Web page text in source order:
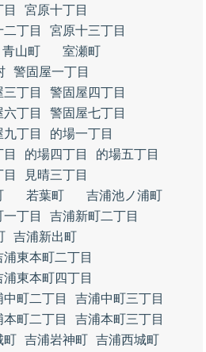
宮原十丁目
丁目
宮原十三丁目
青山町
室瀬町
警固屋一丁目
丁目
警固屋四丁目
丁目
警固屋七丁目
丁目
的場一丁目
的場四丁目
的場五丁目
見晴三丁目
若葉町
吉浦池ノ浦町
丁目
吉浦新町二丁目
吉浦新出町
浦東本町二丁目
浦東本町四丁目
中町二丁目
吉浦中町三丁目
本町二丁目
吉浦本町三丁目
町 吉浦岩神町 吉浦西城町